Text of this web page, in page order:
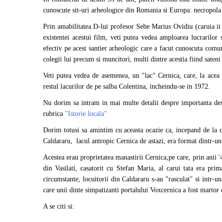
cunoscute sit-uri arheologice din Romania si Europa:
Prin amabilitatea D-lui profesor Sebe Marius Ovidiu (caruia ii
existentei acestui film, veti putea vedea amploarea
efectiv pe acest santier arheologic care a facut cunoscuta
colegii lui precum si muncitori, multi dintre acestia fiind sateni
Veti putea vedea de asemenea, un "lac" Cernica, care, la
restul lacurilor de pe salba Colentina, incheindu-se in 1972.
Nu dorim sa intram in mai multe detalii despre importanta
rubrica "Istorie locala"
Dorim totusi sa amintim cu aceasta ocazie ca, incepand de
Caldararu, lacul antropic Cernica de astazi, era format dintr-
Acestea erau proprietatea manastirii Cernica,pe care, prin
din Vasilati, casatorit cu Stefan Maria, al carui tata era
circumstante, locuitorii din Caldararu s-au "rasculat" si intr-
care unii dinte simpatizanti portalului Voxcernica a fost martor
A se citi si: